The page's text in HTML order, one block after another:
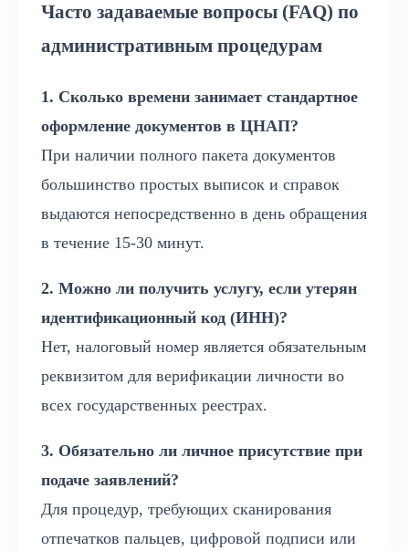
Часто задаваемые вопросы (FAQ) по
административным процедурам
1. Сколько времени занимает стандартное
оформление документов в ЦНАП?
При наличии полного пакета документов
большинство простых выписок и справок
выдаются непосредственно в день обращения
в течение 15-30 минут.
2. Можно ли получить услугу, если утерян
идентификационный код (ИНН)?
Нет, налоговый номер является обязательным
реквизитом для верификации личности во
всех государственных реестрах.
3. Обязательно ли личное присутствие при
подаче заявлений?
Для процедур, требующих сканирования
отпечатков пальцев, цифровой подписи или